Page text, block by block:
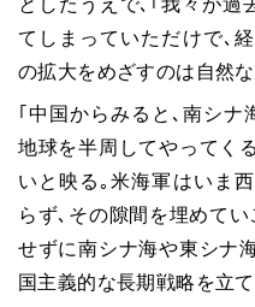
としたうえで､｢我々が過
てしまっていただけで､
の拡大をめざすのは自然
｢中国からみると､南シナ
地球を半周してやってく
いと映る｡米海軍はいま
らず､その隙間を埋めて
せずに南シナ海や東シナ
国主義的な長期戦略を立